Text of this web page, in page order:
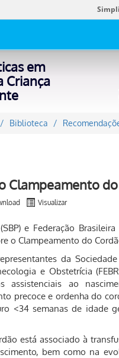
em
Criança
Biblioteca
Clampeamento
Visualizar
e Federação
o Clampeamento do
da
e Obstetrícia
assistenciais ao
precoce e ordenha do
<34 semanas de idade
está associado à
bem como na